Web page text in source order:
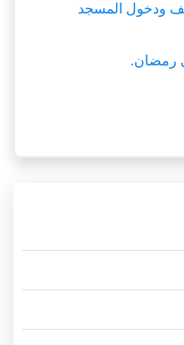
ودخول المسجد
رمضان.